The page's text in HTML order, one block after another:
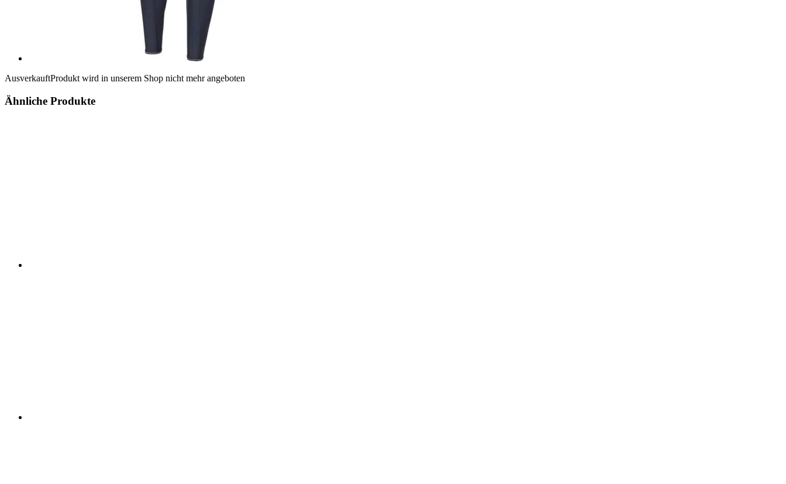
AusverkauftProdukt wird in unserem Shop nicht mehr angeboten
Ähnliche Produkte